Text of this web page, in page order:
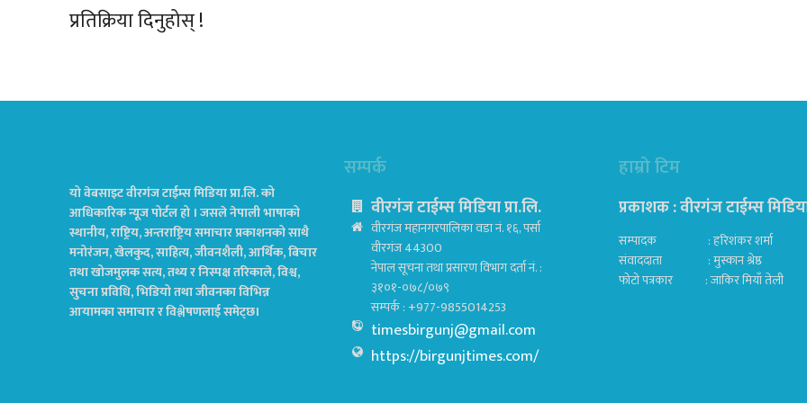
प्रतिक्रिया दिनुहोस् !
यो वेबसाइट वीरगंज टाईम्स मिडिया प्रा.लि. को
आधिकारिक न्यूज पोर्टल हो । जसले नेपाली भाषाको
स्थानीय, राष्ट्रिय, अन्तराष्ट्रिय समाचार प्रकाशनको साथै
मनोरंजन, खेलकुद, साहित्य, जीवनशैली, आर्थिक, बिचार
तथा खोजमुलक सत्य, तथ्य र निस्पक्ष तरिकाले, विश्व,
सुचना प्रविधि, भिडियो तथा जीवनका विभिन्न
आयामका समाचार र विश्लेषणलाई समेट्छ।
सम्पर्क
वीरगंज टाईम्स मिडिया प्रा.लि.
वीरगंज महानगरपालिका वडा नं. १६, पर्सा
वीरगंज 44300
नेपाल सूचना तथा प्रसारण विभाग दर्ता नं. :
३१०१-०७८/०७९
सम्पर्क : +977-9855014253
timesbirgunj@gmail.com
https://birgunjtimes.com/
हाम्रो टिम
प्रकाशक : वीरगंज टाईम्स
सम्पादक : हरिशंकर शर्मा
संवाददाता : मुस्कान श्रेष्ठ
फोटो पत्रकार : जाकिर मियाँ तेली